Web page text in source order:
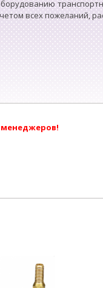
всех пожеланий,
менеджеров!